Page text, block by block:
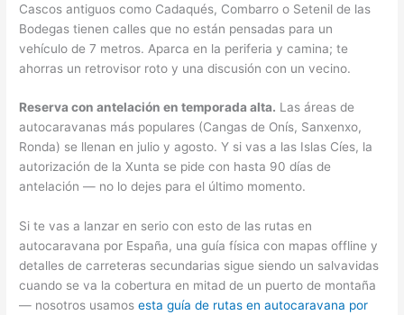
Cascos antiguos como Cadaqués, Combarro o Setenil de las
Bodegas tienen calles que no están pensadas para un
vehículo de 7 metros. Aparca en la periferia y camina; te
ahorras un retrovisor roto y una discusión con un vecino.
Reserva con antelación en temporada alta. Las áreas de
autocaravanas más populares (Cangas de Onís, Sanxenxo,
Ronda) se llenan en julio y agosto. Y si vas a las Islas Cíes, la
autorización de la Xunta se pide con hasta 90 días de
antelación — no lo dejes para el último momento.
Si te vas a lanzar en serio con esto de las rutas en
autocaravana por España, una guía física con mapas offline y
detalles de carreteras secundarias sigue siendo un salvavidas
cuando se va la cobertura en mitad de un puerto de montaña
— nosotros usamosesta guía de rutas en autocaravana por